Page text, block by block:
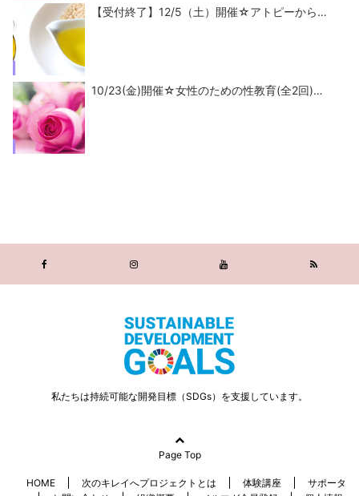
【受付終了】12/5（土）開催☆アトピーから…
10/23(金)開催☆女性のための性教育(全2回)…
私たちは持続可能な開発目標（SDGs）を支援しています。
Page Top
HOME 次のキレイへプロジェクトとは 体験講座
サポータ